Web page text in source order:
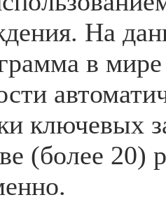
На
в
ключевых
(более 20)